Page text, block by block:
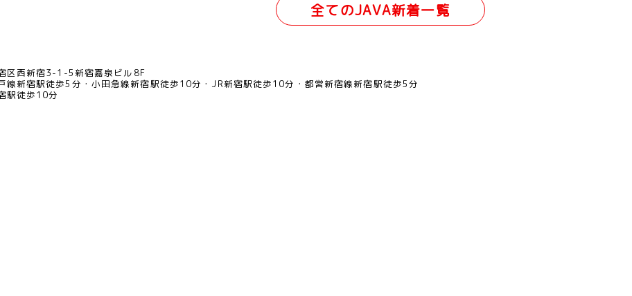
全てのJAVA新着一覧
区西新宿3-1-5新宿嘉泉ビル8F
線新宿駅徒歩5分 小田急線新宿駅徒歩10分 JR新宿駅徒歩10分
都営新宿線新宿駅徒歩5分
駅徒歩10分